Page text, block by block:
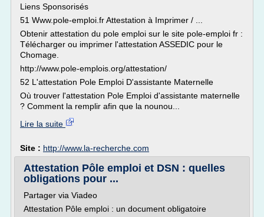
Liens Sponsorisés
51 Www.pole-emploi.fr Attestation à Imprimer / ...
Obtenir attestation du pole emploi sur le site pole-emploi fr :
Télécharger ou imprimer l'attestation ASSEDIC pour le
Chomage.
http://www.pole-emplois.org/attestation/
52 L'attestation Pole Emploi D'assistante Maternelle
Où trouver l'attestation Pole Emploi d'assistante maternelle
? Comment la remplir afin que la nounou...
Lire la suite
Site : http://www.la-recherche.com
Attestation Pôle emploi et DSN : quelles
obligations pour ...
Partager via Viadeo
Attestation Pôle emploi : un document obligatoire